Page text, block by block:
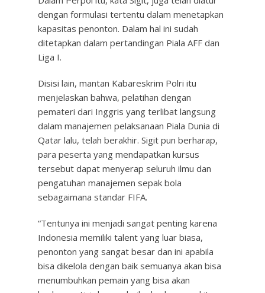
dengan formulasi tertentu dalam menetapkan
kapasitas penonton. Dalam hal ini sudah
ditetapkan dalam pertandingan Piala AFF dan
Liga I.
Disisi lain, mantan Kabareskrim Polri itu
menjelaskan bahwa, pelatihan dengan
pemateri dari Inggris yang terlibat langsung
dalam manajemen pelaksanaan Piala Dunia di
Qatar lalu, telah berakhir. Sigit pun berharap,
para peserta yang mendapatkan kursus
tersebut dapat menyerap seluruh ilmu dan
pengatuhan manajemen sepak bola
sebagaimana standar FIFA.
“Tentunya ini menjadi sangat penting karena
Indonesia memiliki talent yang luar biasa,
penonton yang sangat besar dan ini apabila
bisa dikelola dengan baik semuanya akan bisa
menumbuhkan pemain yang bisa akan